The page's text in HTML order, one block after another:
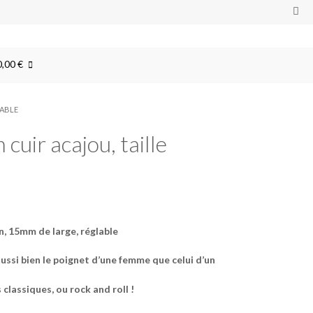
€
cuir acajou, taille
15mm de large, réglable
bien le poignet d’une femme que celui d’un
classiques, ou rock and roll !